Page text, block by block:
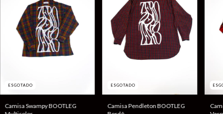
ESGOTADO
Camisa Swampy BOOTLEG
ESGOTADO
Camisa Pendleton BOOTLEG